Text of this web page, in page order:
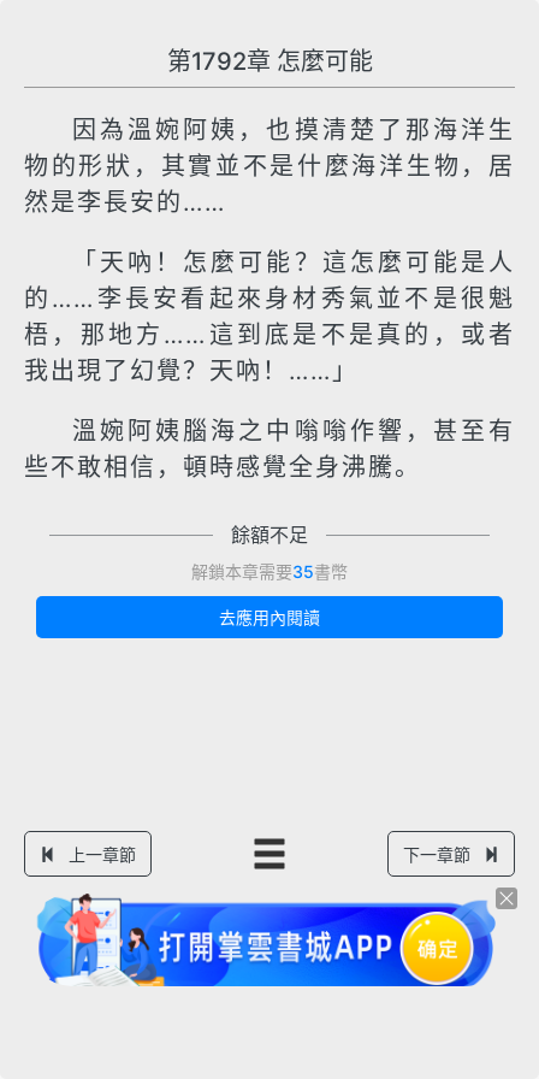
第1792章 怎麼可能
因為溫婉阿姨，也摸清楚了那海洋生
物的形狀，其實並不是什麼海洋生物，居
然是李長安的……
「天吶！怎麼可能？這怎麼可能是人
的……李長安看起來身材秀氣並不是很魁
梧，那地方……這到底是不是真的，或者
我出現了幻覺？天吶！……」
溫婉阿姨腦海之中嗡嗡作響，甚至有
些不敢相信，頓時感覺全身沸騰。
餘額不足
解鎖本章需要35書幣
去應用內閱讀
上一章節 下一章節